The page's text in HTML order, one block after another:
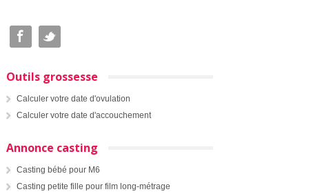
Outils grossesse
Calculer votre date d'ovulation
Calculer votre date d'accouchement
Annonce casting
Casting bébé pour M6
Casting petite fille pour film long-métrage